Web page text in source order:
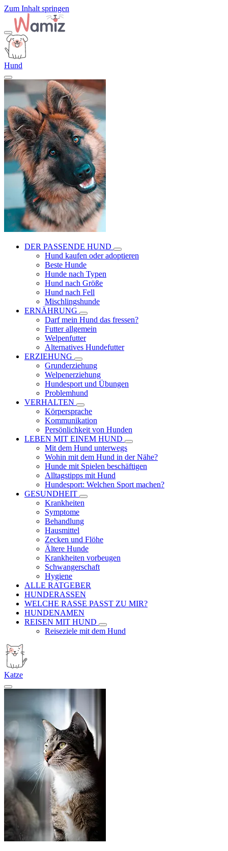
Zum Inhalt springen
Hund
DER PASSENDE HUND
Hund kaufen oder adoptieren
Beste Hunde
Hunde nach Typen
Hund nach Größe
Hund nach Fell
Mischlingshunde
ERNÄHRUNG
Darf mein Hund das fressen?
Futter allgemein
Welpenfutter
Alternatives Hundefutter
ERZIEHUNG
Grunderziehung
Welpenerziehung
Hundesport und Übungen
Problemhund
VERHALTEN
Körpersprache
Kommunikation
Persönlichkeit von Hunden
LEBEN MIT EINEM HUND
Mit dem Hund unterwegs
Wohin mit dem Hund in der Nähe?
Hunde mit Spielen beschäftigen
Alltagstipps mit Hund
Hundesport: Welchen Sport machen?
GESUNDHEIT
Krankheiten
Symptome
Behandlung
Hausmittel
Zecken und Flöhe
Ältere Hunde
Krankheiten vorbeugen
Schwangerschaft
Hygiene
ALLE RATGEBER
HUNDERASSEN
WELCHE RASSE PASST ZU MIR?
HUNDENAMEN
REISEN MIT HUND
Reiseziele mit dem Hund
Katze